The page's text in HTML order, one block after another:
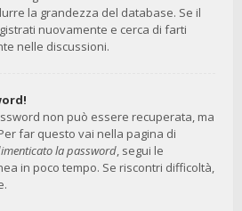
la grandezza del database. Se il
nuovamente e cerca di farti
nelle discussioni.
non può essere recuperata, ma
far questo vai nella pagina di
la password, segui le
in poco tempo. Se riscontri difficoltà,